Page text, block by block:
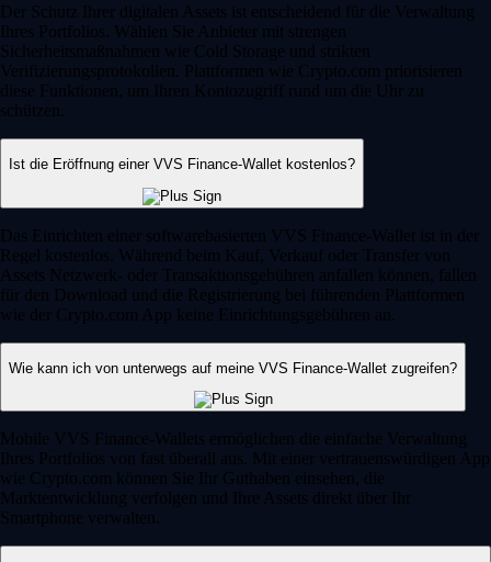
Der Schutz Ihrer digitalen Assets ist entscheidend für die Verwaltung
Ihres Portfolios. Wählen Sie Anbieter mit strengen
Sicherheitsmaßnahmen wie Cold Storage und strikten
Verifizierungsprotokollen. Plattformen wie Crypto.com priorisieren
diese Funktionen, um Ihren Kontozugriff rund um die Uhr zu
schützen.
Ist die Eröffnung einer VVS Finance-Wallet kostenlos?
Das Einrichten einer softwarebasierten VVS Finance-Wallet ist in der
Regel kostenlos. Während beim Kauf, Verkauf oder Transfer von
Assets Netzwerk- oder Transaktionsgebühren anfallen können, fallen
für den Download und die Registrierung bei führenden Plattformen
wie der Crypto.com App keine Einrichtungsgebühren an.
Wie kann ich von unterwegs auf meine VVS Finance-Wallet zugreifen?
Mobile VVS Finance-Wallets ermöglichen die einfache Verwaltung
Ihres Portfolios von fast überall aus. Mit einer vertrauenswürdigen App
wie Crypto.com können Sie Ihr Guthaben einsehen, die
Marktentwicklung verfolgen und Ihre Assets direkt über Ihr
Smartphone verwalten.